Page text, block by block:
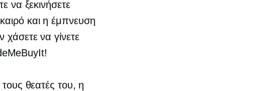
να ξεκινήσετε
και η έμπνευση
να γίνετε
τους θεατές του, η